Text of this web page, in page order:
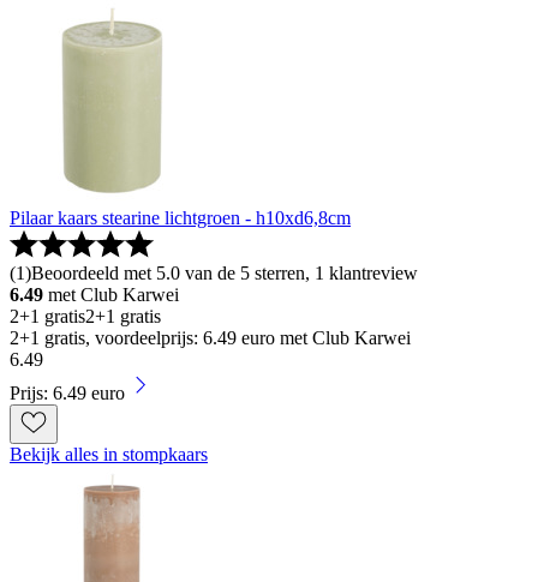
Pilaar kaars stearine lichtgroen - h10xd6,8cm
(1)Beoordeeld met 5.0 van de 5 sterren, 1 klantreview
6.49 met Club Karwei
2+1 gratis2+1 gratis
2+1 gratis, voordeelprijs: 6.49 euro met Club Karwei
6.49
Prijs: 6.49 euro
Bekijk alles in stompkaars